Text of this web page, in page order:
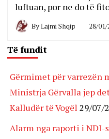
luftuan, por ne do të
ByLajmi Shqip 28/01/
Të fundit
Gërmimet për varrezën
Ministrja Gërvalla jep
Kalludër të Vogël 29/07/
Alarm nga raporti i NDI-